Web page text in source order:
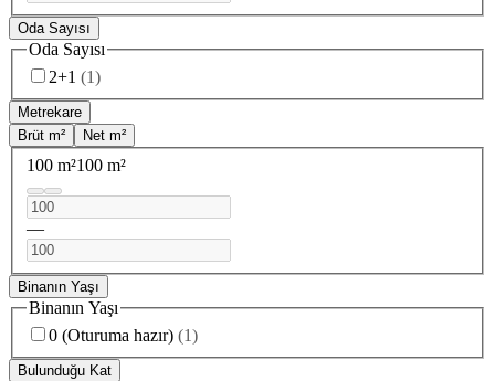
Oda Sayısı
Oda Sayısı
2+1 (1)
Metrekare
Brüt m²
Net m²
100 m²100 m²
—
Binanın Yaşı
Binanın Yaşı
0 (Oturuma hazır) (1)
Bulunduğu Kat